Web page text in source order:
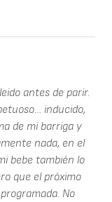
antes de parir.
inducido,
de mi barriga y
nada, en el
bebe también lo
que el próximo
No